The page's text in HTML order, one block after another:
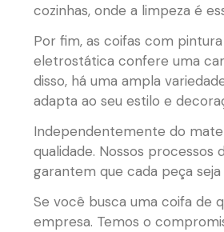
cozinhas, onde a limpeza é
Por fim, as coifas com
eletrostática confere uma
disso, há uma ampla
adapta ao seu estilo e
Independentemente do
qualidade. Nossos
garantem que cada peça
Se você busca uma coifa de
empresa. Temos o